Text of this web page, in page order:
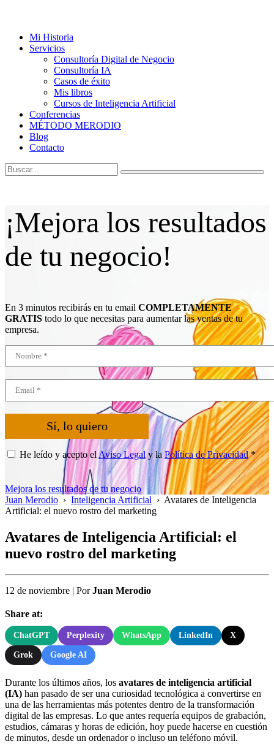
Mi Historia
Servicios
Consultoría Digital de Negocio
Consultoría IA
Casos de éxito
Mis libros
Cursos de Inteligencia Artificial
Conferencias
MÉTODO MERODIO
Blog
Contacto
¡Mejora los resultados
de tu negocio!
En 3 minutos recibirás en tu email COMPLETAMENTE
GRATIS todo lo que necesitas para aumentar las ventas de tu
empresa.
Sí, lo quiero
He leído y acepto el Aviso Legaly laPolítica de Privacidad*
Mejora los resultados de tu negocio
Juan Merodio › Inteligencia Artificial › Avatares de Inteligencia
Artificial: el nuevo rostro del marketing
Avatares de Inteligencia Artificial: el
nuevo rostro del marketing
12 de noviembre | PorJuan Merodio
Share at:
ChatGPT Perplexity WhatsApp LinkedIn X
Grok Google AI
Durante los últimos años, los avatares de inteligencia artificial
(IA) han pasado de ser una curiosidad tecnológica a convertirse en
una de las herramientas más potentes dentro de la transformación
digital de las empresas. Lo que antes requería equipos de grabación,
estudios, cámaras y horas de edición, hoy puede hacerse en cuestión
de minutos, desde un ordenador o incluso un teléfono móvil.